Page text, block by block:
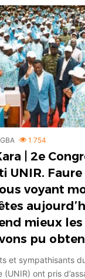
1 754
| 2e
UNIR. Faure
voyant
mieux
pu
et sympathisants
(UNIR) ont pris